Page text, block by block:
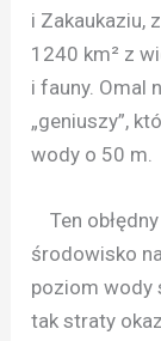
i Zakaukaziu,
1240 km² z
i fauny. Omal
„geniuszy”,
wody o 50 m.
Ten
środowisko
poziom wody
tak straty